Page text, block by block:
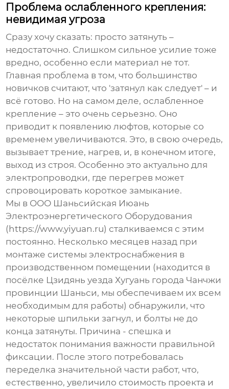
Проблема ослабленного крепления:
невидимая угроза
Сразу хочу сказать: просто затянуть –
недостаточно. Слишком сильное усилие тоже
вредно, особенно если материал не тот.
Главная проблема в том, что большинство
новичков считают, что 'затянул как следует' – и
всё готово. Но на самом деле, ослабленное
крепление – это очень серьезно. Оно
приводит к появлению люфтов, которые со
временем увеличиваются. Это, в свою очередь,
вызывает трение, нагрев, и, в конечном итоге,
выход из строя. Особенно это актуально для
электропроводки, где перегрев может
спровоцировать короткое замыкание.
Мы в ООО Шаньсийская Июань
Электроэнергетического Оборудования
(https://www.yiyuan.ru) сталкиваемся с этим
постоянно. Несколько месяцев назад при
монтаже системы электроснабжения в
производственном помещении (находится в
посёлке Цзидянь уезда Хугуань города Чанчжи
провинции Шаньси, мы обеспечиваем их всем
необходимым для работы) обнаружили, что
некоторые шпильки загнул, и болты не до
конца затянуты. Причина - спешка и
недостаток понимания важности правильной
фиксации. После этого потребовалась
переделка значительной части работ, что,
естественно, увеличило стоимость проекта и